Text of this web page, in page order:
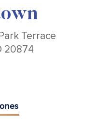
Terrace
20874